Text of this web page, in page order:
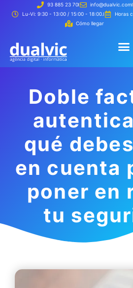
93 885 23 70
info@dualvic.com
Lu-Vi: 9:30 - 13:00 / 15:00 - 18:00.
Horas
Cómo llegar
Doble
qué
en cuenta
poner en
tu